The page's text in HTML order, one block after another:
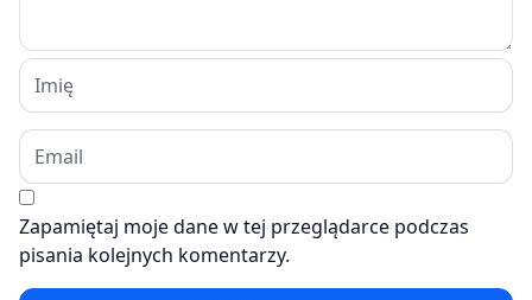
Zapamiętaj moje dane w tej przeglądarce podczas
pisania kolejnych komentarzy.